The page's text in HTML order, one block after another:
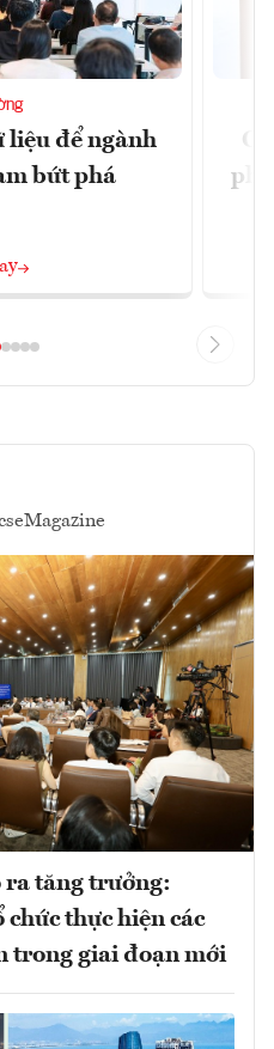
liệu để ngành
bứt phá
eMagazine
ra tăng trưởng:
chức thực hiện các
trong giai đoạn mới